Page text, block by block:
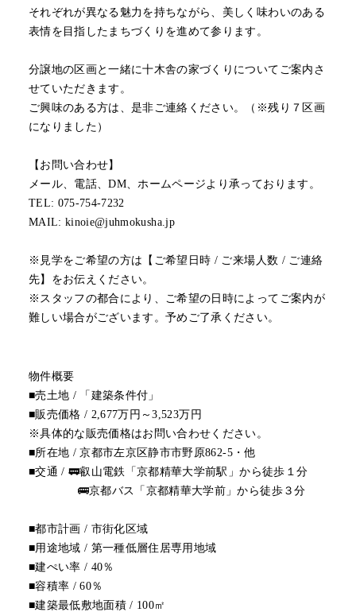
それぞれが異なる魅力を持ちながら、美しく味わいのある
表情を目指したまちづくりを進めて参ります。
分譲地の区画と一緒に十木舎の家づくりについてご案内さ
せていただきます。
ご興味のある方は、是非ご連絡ください。（※残り７区画
になりました）
【お問い合わせ】
メール、電話、DM、ホームページより承っております。
TEL: 075-754-7232
MAIL: kinoie@juhmokusha.jp
※見学をご希望の方は【ご希望日時 / ご来場人数 / ご連絡
先】をお伝えください。
※スタッフの都合により、ご希望の日時によってご案内が
難しい場合がございます。予めご了承ください。
物件概要
■売土地 / 「建築条件付」
■販売価格 / 2,677万円～3,523万円
※具体的な販売価格はお問い合わせください。
■所在地 / 京都市左京区静市市野原862-5・他
■交通 / 🚃叡山電鉄「京都精華大学前駅」から徒歩１分
🚌京都バス「京都精華大学前」から徒歩３分
■都市計画 / 市街化区域
■用途地域 / 第一種低層住居専用地域
■建ぺい率 / 40％
■容積率 / 60％
■建築最低敷地面積 / 100㎡